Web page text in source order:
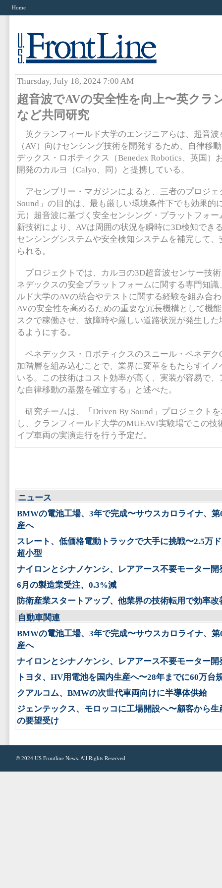
Home
Thursday, July 18, 2024 7:00 AM
超音波でAVの安全性を向上〜英クラ
など共同研究
英クランフィールド大学のエンジニアらは、超音波
（AV）向けセンシング技術を開発するため、自律移
デックス・ロボティクス（Benedex Robotics、英国）
開発のカルヨ（Calyo、同）と提携している。
アセンブリー・マガジンによると、三者のプロジェ
Sound」の目的は、最も厳しい環境条件下でも効果的
元）超音波に基づく安全センシング・プラットフォ
新技術により、AVは周囲の状況を瞬時に3D検知でき
センシングシステムや安全検知システムを補完して
られる。
プロジェクトでは、カルヨの3D超音波センサー技術
ネデックスの安全プラットフォームに関する専門知
ルド大学のAVの統合やテストに関する経験を組み合
AVの安全性を高めるための重要な冗長機構として機
スクで稼働させ、故障時や厳しい道路状況が発生し
るようにする。
ベネデックス・ロボティクスのスニール・ベネデク
加階層を組み込むことで、業界に変革をもたらすイ
いる。この技術はコスト効率が高く、実装が容易で
な自律移動の基盤を確立する」と述べた。
研究チームは、「Driven By Sound」プロジェクト
し、クランフィールド大学のMUEAVI実験場でこの技
イプ車両の実演走行を行う予定だ。
ニュース
BMWの電池工場、3年で完成〜サウスカロライナ、第
産へ
スレート、低価格電動トラックで大手に挑戦〜2.5万
超小型
ナイロンとシナノケンシ、レアアース不要モーター開
6月の製造業受注、0.3%減
防衛産業スタートアップ、他業界の技術転用で効率改
自動車関連
BMWの電池工場、3年で完成〜サウスカロライナ、第
産へ
ナイロンとシナノケンシ、レアアース不要モーター開
トヨタ、HV用電池を国内生産へ〜28年までに60万台
クアルコム、BMWの次世代車両向けに半導体供給
ジェンテックス、モロッコに工場開設へ〜顧客から生
の要望受け
© 2024 US Frontline News . All Rights Reserved